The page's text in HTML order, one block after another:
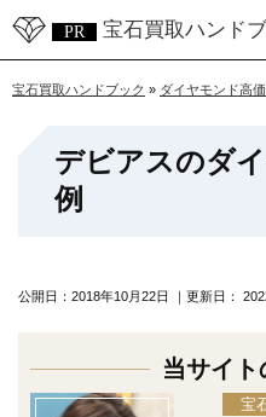
宝石買取ハンド
宝石買取ハンドブック » ダイヤモンド高
デビアスのダ
例
公開日： 2018年10月22日 ｜更新日：
当サイト
宝